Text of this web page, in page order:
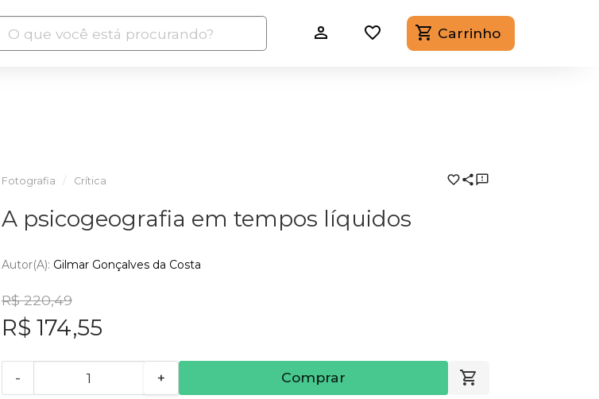
Carrinho
Fotografia Crítica
A psicogeografia em tempos líquidos
Autor(a): Gilmar Gonçalves da Costa
R$ 220,49
R$ 174,55
- + Comprar